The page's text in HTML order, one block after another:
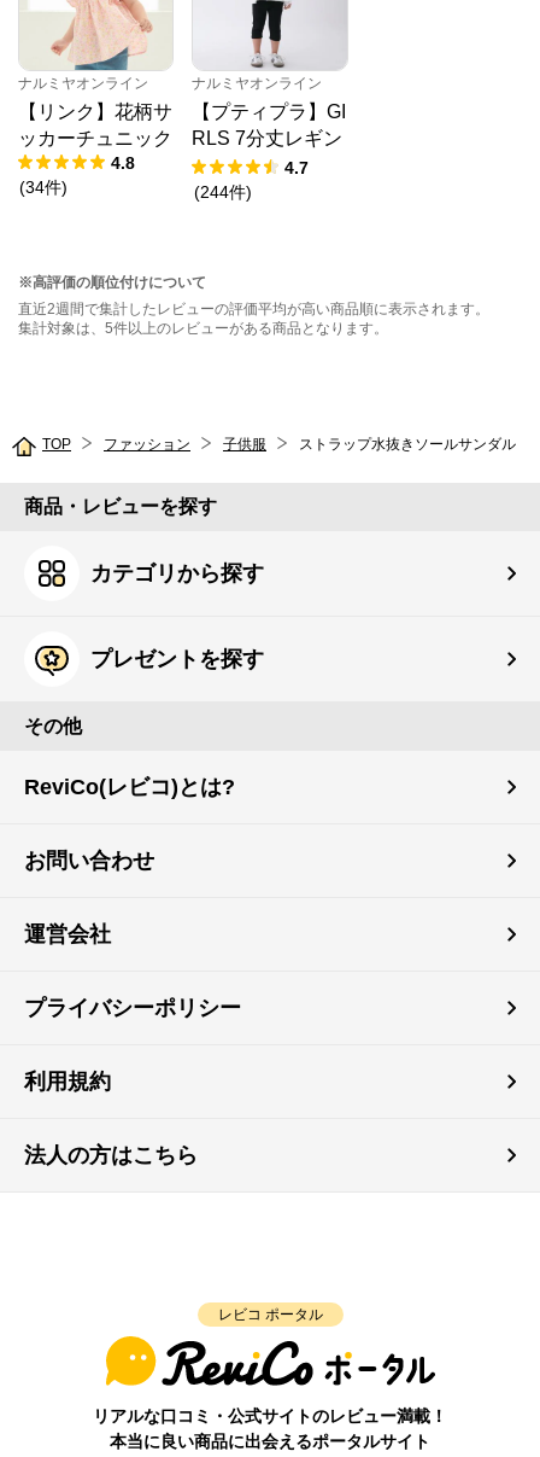
ナルミヤオンライン
【リンク】花柄サ
ッカーチュニック
4.8
(34件)
ナルミヤオンライン
【プティプラ】GI
RLS 7分丈レギン
ス
4.7
(244件)
※高評価の順位付けについて
直近2週間で集計したレビューの評価平均が高い商品順に表示されます。
集計対象は、5件以上のレビューがある商品となります。
TOP ファッション 子供服 ストラップ水抜きソールサンダル
商品・レビューを探す
カテゴリから探す
プレゼントを探す
その他
ReviCo(レビコ)とは?
お問い合わせ
運営会社
プライバシーポリシー
利用規約
法人の方はこちら
レビコ ポータル
リアルな口コミ・公式サイトのレビュー満載！
本当に良い商品に出会えるポータルサイト